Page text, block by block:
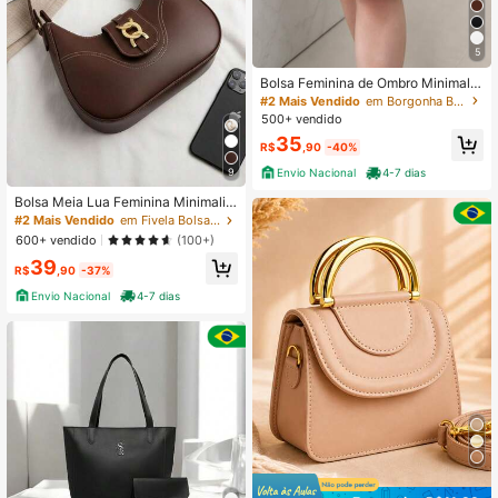
9
Bolsa Meia Lua Feminina Minimalist
a Media De Ombro Estilosa Casual
#2 Mais Vendido
em Fivela Bolsas de Ombro Femininas
600+ vendido
(100+)
R$39 ,90 -37%
Envio Nacional
4-7 dias
5
Bolsa Feminina de Ombro Minimalis
ta Elegante Novo Estilo
#2 Mais Vendido
em Borgonha Bolsas de Ombro Femininas
500+ vendido
R$35 ,90 -40%
Envio Nacional
4-7 dias